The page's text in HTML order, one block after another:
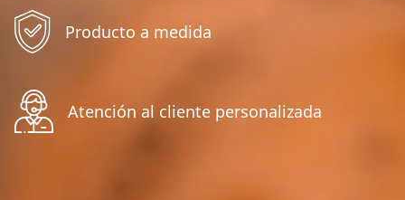
Producto a medida
Atención al cliente personalizada